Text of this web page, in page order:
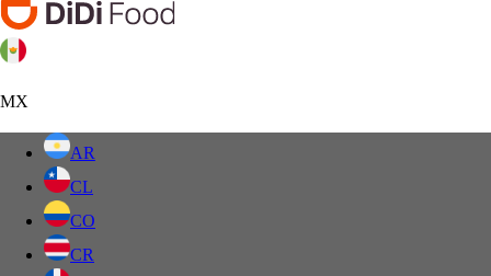
MX
AR
CL
CO
CR